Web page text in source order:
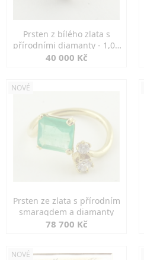
Prsten z bílého zlata s
přírodními diamanty - 1,00
ct
40 000 Kč
NOVÉ
Prsten ze zlata s přírodním
smaragdem a diamanty
78 700 Kč
NOVÉ